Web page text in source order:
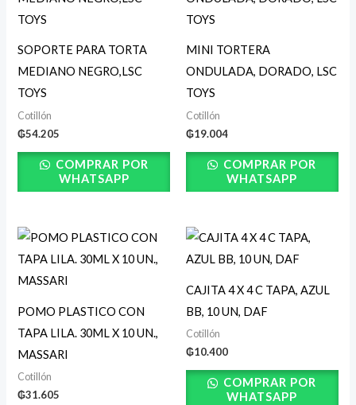
SOPORTE PARA TORTA
MEDIANO NEGRO,LSC
TOYS
Cotillón
₲54.205
COMPRAR POR
WHATSAPP
MINI TORTERA
ONDULADA, DORADO, LSC
TOYS
Cotillón
₲19.004
COMPRAR POR
WHATSAPP
POMO PLASTICO CON
TAPA LILA. 30ML X 10 UN.,
MASSARI
Cotillón
₲31.605
CAJITA 4 X 4 C TAPA, AZUL
BB, 10 UN, DAF
Cotillón
₲10.400
COMPRAR POR
WHATSAPP